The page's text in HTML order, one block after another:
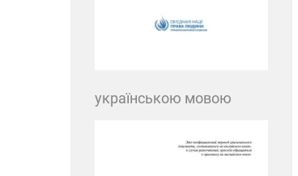
українською мовою